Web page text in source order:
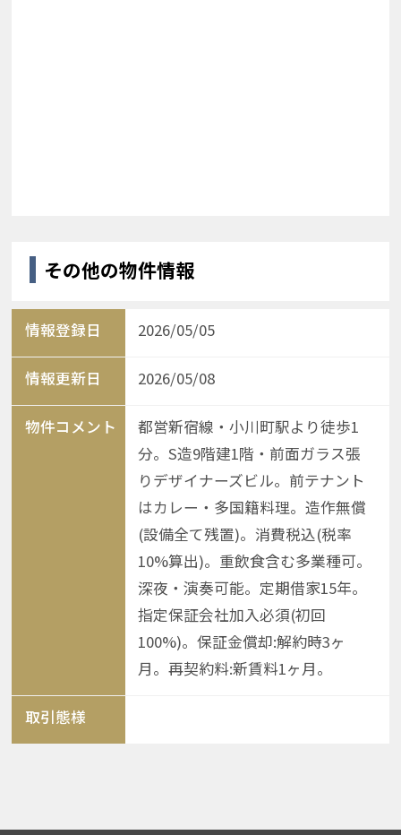
その他の物件情報
情報登録日 2026/05/05
情報更新日 2026/05/08
物件コメント
都営新宿線・小川町駅より徒歩1
分。S造9階建1階・前面ガラス張
りデザイナーズビル。前テナント
はカレー・多国籍料理。造作無償
(設備全て残置)。消費税込(税率
10%算出)。重飲食含む多業種可。
深夜・演奏可能。定期借家15年。
指定保証会社加入必須(初回
100%)。保証金償却:解約時3ヶ
月。再契約料:新賃料1ヶ月。
取引態様